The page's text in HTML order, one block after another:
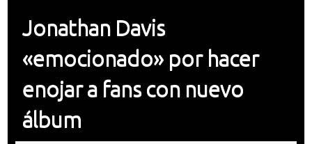
Jonathan Davis
«emocionado» por hacer
enojar a fans con nuevo
álbum